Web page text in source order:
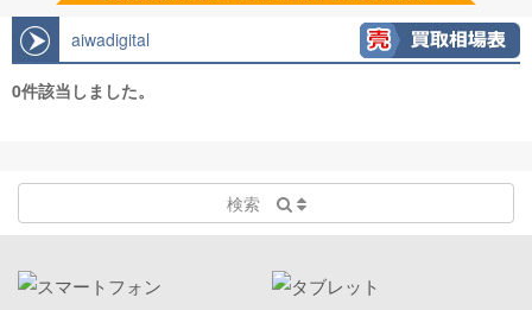
aiwadigital
0件該当しました。
検索